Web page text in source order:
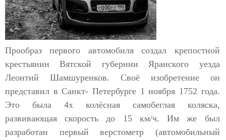
Прообраз первого автомобиля создал крепостной
крестьянин Вятской губернии Яранского уезда
Леонтий Шамшуренков. Своё изобретение он
представил в Санкт- Петербурге 1 ноября 1752 года.
Это была 4х колёсная самобеглая коляска,
развивающая скорость до 15 км/ч. Им же был
разработан первый верстометр (автомобильный